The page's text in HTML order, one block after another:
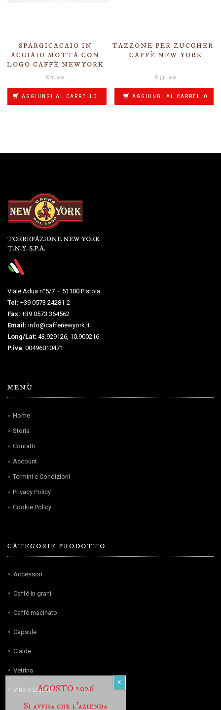
SPARGICACAIO IN
ACCIAIO MOTTA CON
LOGO CAFFÈ NEWYORK
€7.00
AGGIUNGI AL CARRELLO
TAZZONE PER ZUCCHERO
CAFFÈ NEW YORK
€ 35.00
AGGIUNGI AL CARRELLO
TORREFAZIONE NEW YORK
T.N.Y. S.P.A.
Viale Adua n°5/7 – 51100 Pistoia
Tel: +39 0573 24281-2
Fax: +39 0573 364562
Email: info@caffenewyork.it
Long/Lat: 43.929126, 10.900216
P.iva: 00496010471
MENÙ
Home
Storia
Contatti
Account
Termini e Condizioni
Privacy Policy
Cookie Policy
CATEGORIE PRODOTTO
Accessori
Caffè in grani
Caffè macinato
Capsule
Cialde
Vetrina
Vino e LiquoriAGOSTO 2026
Si avvisa che l’azienda